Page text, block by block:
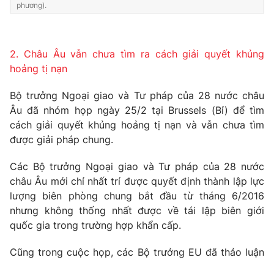
Cơ quan chủ quản:Đài Truyền hình Việt Nam
Cơ quan báo chí:
Thời báo VTV
cấp ngày 29/12/2023
Tổng Biên tập: Vũ Thanh Thủy
Phó Tổng Biên tập:Nguyễn Thị Mỹ Hạnh, Phạm Quốc Thắng,
Nguyễn Trọng Ninh
Tổng đài VTV:024.38 355 931 - 024.38 355 932
phương).
2. Châu Âu vẫn chưa tìm ra cách giải quyết khủng
hoảng tị nạn
Bộ trưởng Ngoại giao và Tư pháp của 28 nước châu
Âu đã nhóm họp ngày 25/2 tại Brussels (Bỉ) để tìm
cách giải quyết khủng hoảng tị nạn và vẫn chưa tìm
được giải pháp chung.
Các Bộ trưởng Ngoại giao và Tư pháp của 28 nước
châu Âu mới chỉ nhất trí được quyết định thành lập lực
lượng biên phòng chung bắt đầu từ tháng 6/2016
nhưng không thống nhất được về tái lập biên giới
quốc gia trong trường hợp khẩn cấp.
Cũng trong cuộc họp, các Bộ trưởng EU đã thảo luận